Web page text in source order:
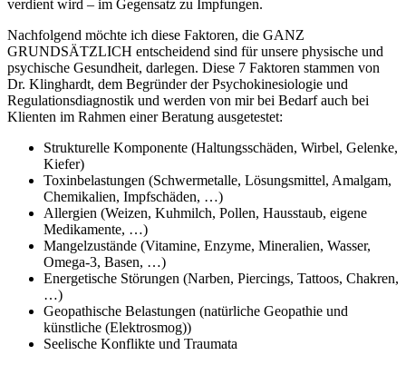
verdient wird – im Gegensatz zu Impfungen.
Nachfolgend möchte ich diese Faktoren, die GANZ
GRUNDSÄTZLICH entscheidend sind für unsere physische und
psychische Gesundheit, darlegen. Diese 7 Faktoren stammen von
Dr. Klinghardt, dem Begründer der Psychokinesiologie und
Regulationsdiagnostik und werden von mir bei Bedarf auch bei
Klienten im Rahmen einer Beratung ausgetestet:
Strukturelle Komponente (Haltungsschäden, Wirbel, Gelenke,
Kiefer)
Toxinbelastungen (Schwermetalle, Lösungsmittel, Amalgam,
Chemikalien, Impfschäden, …)
Allergien (Weizen, Kuhmilch, Pollen, Hausstaub, eigene
Medikamente, …)
Mangelzustände (Vitamine, Enzyme, Mineralien, Wasser,
Omega-3, Basen, …)
Energetische Störungen (Narben, Piercings, Tattoos, Chakren,
…)
Geopathische Belastungen (natürliche Geopathie und
künstliche (Elektrosmog))
Seelische Konflikte und Traumata